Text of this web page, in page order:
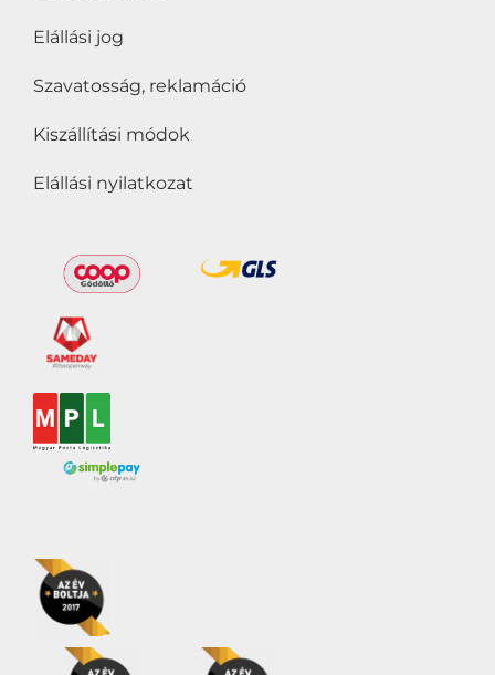
Elállási jog
Szavatosság, reklamáció
Kiszállítási módok
Elállási nyilatkozat